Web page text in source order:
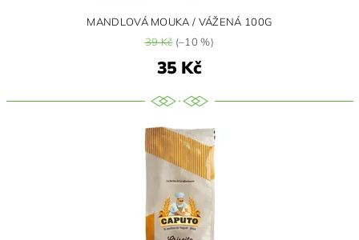
MANDLOVÁ MOUKA / VÁŽENÁ 100G
39 Kč(–10 %)
35 Kč